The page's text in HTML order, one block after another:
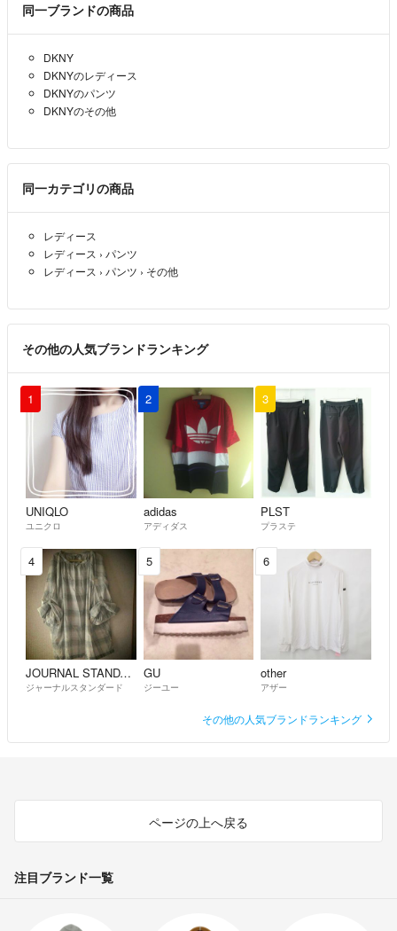
同一ブランドの商品
DKNY
DKNYのレディース
DKNYのパンツ
DKNYのその他
同一カテゴリの商品
レディース
レディース › パンツ
レディース › パンツ › その他
その他の人気ブランドランキング
1
UNIQLO
ユニクロ
2
adidas
アディダス
3
PLST
プラステ
4
JOURNAL STANDARD
ジャーナルスタンダード
5
GU
ジーユー
6
other
アザー
その他の人気ブランドランキング
ページの上へ戻る
注目ブランド一覧